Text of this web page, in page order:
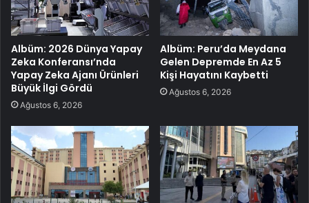
Albüm: 2026 Dünya Yapay
Zeka Konferansı’nda
Yapay Zeka Ajanı Ürünleri
Büyük İlgi Gördü
Ağustos 6, 2026
Albüm: Peru’da Meydana
Gelen Depremde En Az 5
Kişi Hayatını Kaybetti
Ağustos 6, 2026